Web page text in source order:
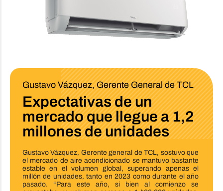
Gustavo Vázquez, Gerente General de TCL
Expectativas de un
mercado que llegue a 1,2
millones de unidades
Gustavo Vázquez, Gerente general de TCL, sostuvo que
el mercado de aire acondicionado se mantuvo bastante
estable en el volumen global, superando apenas el
millón de unidades, tanto en 2023 como durante el año
pasado. “Para este año, si bien al comienzo se